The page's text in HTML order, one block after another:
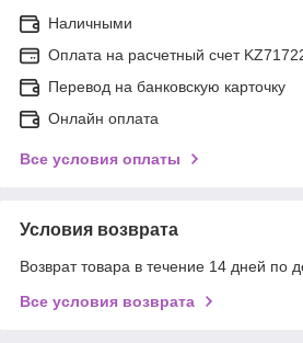
Наличными
Оплата на расчетный счет
Перевод на банковскую карточку
Онлайн оплата
Все условия оплаты
Условия возврата
Возврат товара в течение 14 дней по
Все условия возврата